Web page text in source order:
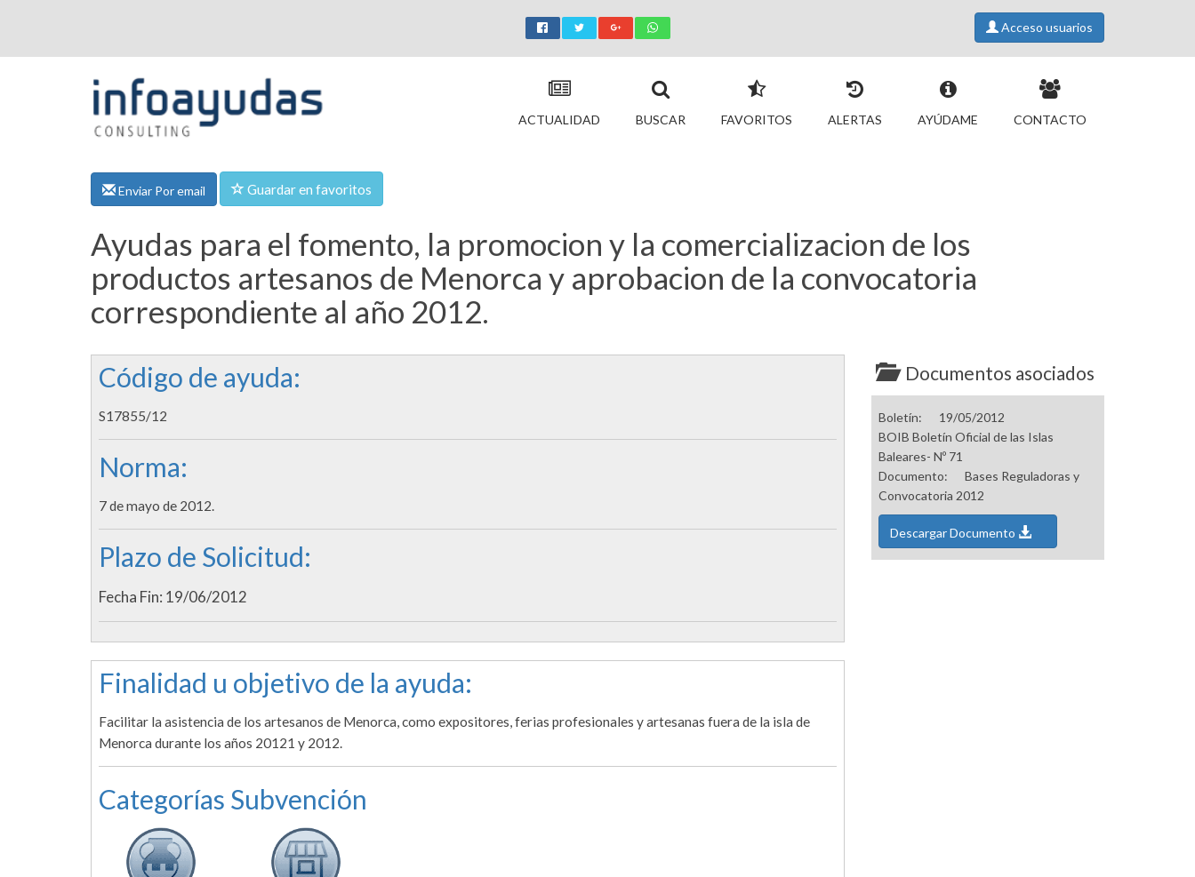
Acceso usuarios
ACTUALIDAD BUSCAR FAVORITOS ALERTAS AYÚDAME CONTACTO
Enviar Por email Guardar en favoritos
Ayudas para el fomento, la promocion y la comercializacion de los
productos artesanos de Menorca y aprobacion de la convocatoria
correspondiente al año 2012.
Código de ayuda:
S17855/12
Norma:
7 de mayo de 2012.
Plazo de Solicitud:
Fecha Fin: 19/06/2012
Finalidad u objetivo de la ayuda:
Facilitar la asistencia de los artesanos de Menorca, como expositores, ferias profesionales y artesanas fuera de la isla de
Menorca durante los años 20121 y 2012.
Categorías Subvención
Documentos asociados
Boletín:
19/05/2012
BOIB Boletín Oficial de las Islas
Baleares- Nº 71
Documento:
Bases Reguladoras y
Convocatoria 2012
Descargar Documento